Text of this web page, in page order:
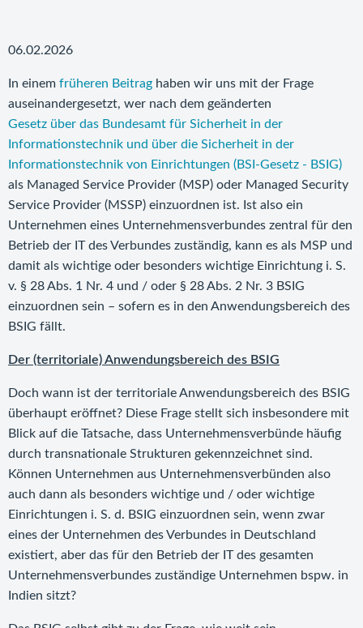
06.02.2026
In einem früheren Beitrag haben wir uns mit der Frage
auseinandergesetzt, wer nach dem geänderten
Gesetz über das Bundesamt für Sicherheit in der
Informationstechnik und über die Sicherheit in der
Informationstechnik von Einrichtungen (BSI-Gesetz - BSIG)
als Managed Service Provider (MSP) oder Managed Security
Service Provider (MSSP) einzuordnen ist. Ist also ein
Unternehmen eines Unternehmensverbundes zentral für den
Betrieb der IT des Verbundes zuständig, kann es als MSP und
damit als wichtige oder besonders wichtige Einrichtung i. S.
v. § 28 Abs. 1 Nr. 4 und / oder § 28 Abs. 2 Nr. 3 BSIG
einzuordnen sein – sofern es in den Anwendungsbereich des
BSIG fällt.
Der (territoriale) Anwendungsbereich des BSIG
Doch wann ist der territoriale Anwendungsbereich des BSIG
überhaupt eröffnet? Diese Frage stellt sich insbesondere mit
Blick auf die Tatsache, dass Unternehmensverbünde häufig
durch transnationale Strukturen gekennzeichnet sind.
Können Unternehmen aus Unternehmensverbünden also
auch dann als besonders wichtige und / oder wichtige
Einrichtungen i. S. d. BSIG einzuordnen sein, wenn zwar
eines der Unternehmen des Verbundes in Deutschland
existiert, aber das für den Betrieb der IT des gesamten
Unternehmensverbundes zuständige Unternehmen bspw. in
Indien sitzt?